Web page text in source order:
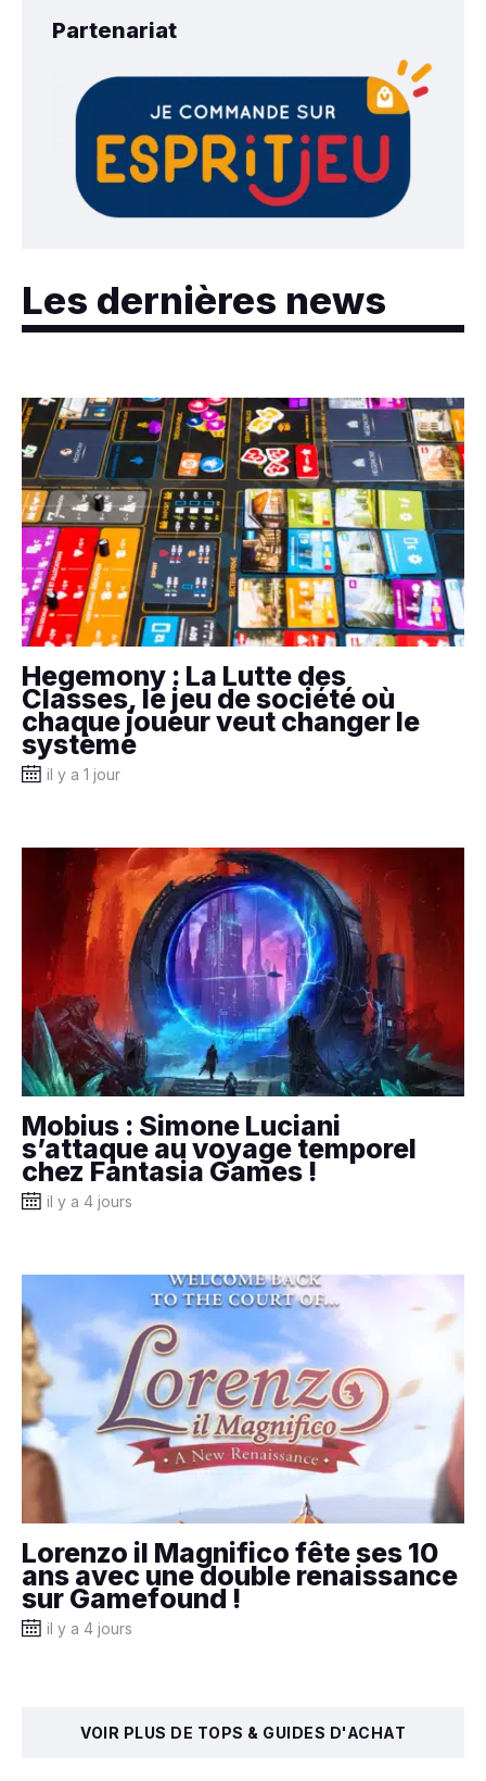
Partenariat
Les dernières news
Hegemony : La Lutte des
Classes, le jeu de société où
chaque joueur veut changer le
système
il y a 1 jour
Mobius : Simone Luciani
s’attaque au voyage temporel
chez Fantasia Games !
il y a 4 jours
Lorenzo il Magnifico fête ses 10
ans avec une double renaissance
sur Gamefound !
il y a 4 jours
VOIR PLUS DE TOPS & GUIDES D'ACHAT